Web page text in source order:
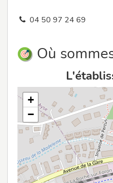
04 50 97 24 69
Où
+
−